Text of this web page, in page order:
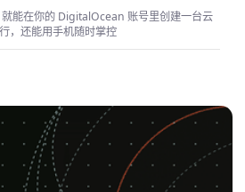
能在你的 DigitalOcean 账号里创建一台云
，还能用手机随时掌控